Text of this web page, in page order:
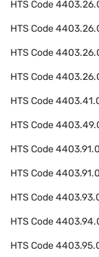
HTS Code
HTS Code
HTS Code
HTS Code
HTS Code
HTS Code
HTS Code
HTS Code
HTS Code
HTS Code
HTS Code